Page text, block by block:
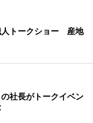
人トークショー 産地
社長がトークイベン